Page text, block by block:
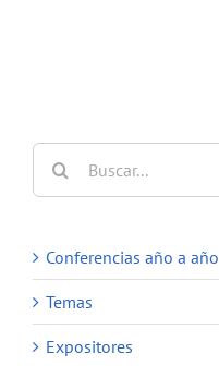
Buscar:
Conferencias año a año
Temas
Expositores